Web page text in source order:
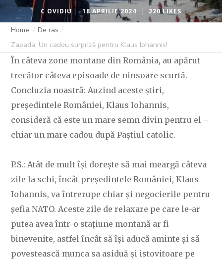
C OVIDIU 18 APRILIE 2024 220 LIKES
Home
De ras
Zapada: Un cadou surpriză pentru Klaus Iohannis!
În câteva zone montane din România, au apărut
trecător câteva episoade de ninsoare scurtă.
Concluzia noastră: Auzind aceste știri,
președintele României, Klaus Iohannis,
consideră că este un mare semn divin pentru el –
chiar un mare cadou după Paștiul catolic.
P.S.: Atât de mult își dorește să mai meargă câteva
zile la schi, încât președintele României, Klaus
Iohannis, va întrerupe chiar și negocierile pentru
șefia NATO. Aceste zile de relaxare pe care le-ar
putea avea într-o stațiune montană ar fi
binevenite, astfel încât să își aducă aminte și să
povestească munca sa asiduă și istovitoare pe